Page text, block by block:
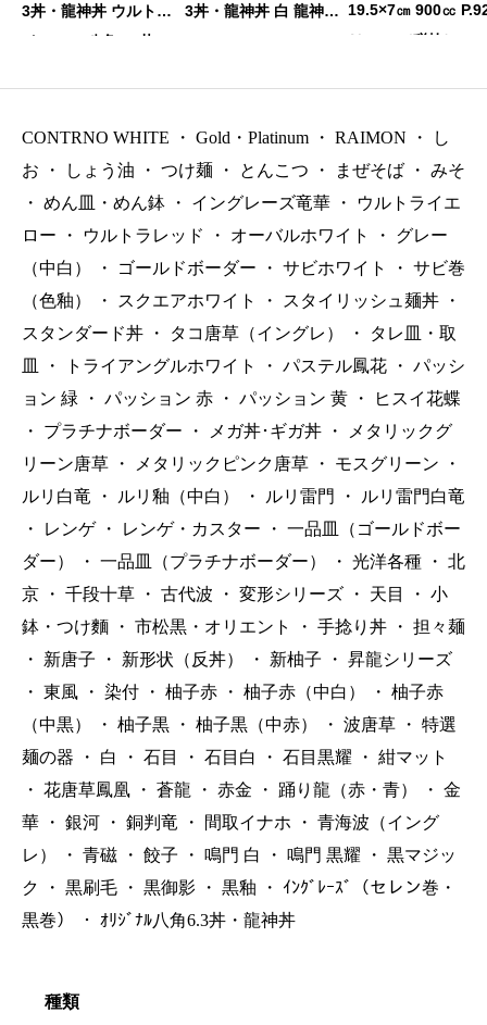
3丼・龍神丼 ウルトラ
イエロー 八角6.3丼 19×
3丼・龍神丼 白 龍神丼
19.5×7㎝ 900㏄
￥1450（税抜）
CONTRNO WHITE ・ Gold・Platinum ・ RAIMON ・
し
お
・ しょう油 ・ つけ麺 ・ とんこつ ・ まぜそば ・ みそ
・ めん皿・めん鉢 ・ イングレーズ竜華 ・
ウルトライエ
ロー
・ ウルトラレッド ・ オーバルホワイト ・
グレー
（中白）
・ ゴールドボーダー ・ サビホワイト ・ サビ巻
（色釉）
・ スクエアホワイト ・ スタイリッシュ麺丼
・
スタンダード丼
・ タコ唐草（イングレ） ・
タレ皿・取
皿
・ トライアングルホワイト ・ パステル鳳花 ・ パッシ
ョン 緑
・ パッション 赤 ・ パッション 黄 ・
ヒスイ花蝶
・
プラチナボーダー ・ メガ丼･ギガ丼 ・
メタリックグ
リーン唐草
・ メタリックピンク唐草 ・ モスグリーン
・
ルリ白竜
・ ルリ釉（中白） ・ ルリ雷門 ・
ルリ雷門白竜
・
レンゲ ・ レンゲ・カスター ・ 一品皿（ゴールドボー
ダー）
・ 一品皿（プラチナボーダー） ・ 光洋各種 ・ 北
京
・ 千段十草 ・ 古代波 ・ 変形シリーズ ・ 天目 ・ 小
鉢・つけ麵
・ 市松黒・オリエント ・ 手捻り丼 ・ 担々麺
・
新唐子 ・ 新形状（反丼） ・ 新柚子 ・ 昇龍シリーズ
・ 東風 ・ 染付 ・ 柚子赤 ・ 柚子赤（中白） ・ 柚子赤
（中黒）
・ 柚子黒 ・ 柚子黒（中赤） ・ 波唐草 ・ 特選
麺の器
・ 白 ・ 石目 ・ 石目白 ・ 石目黒耀 ・ 紺マット
・ 花唐草鳳凰 ・ 蒼龍 ・ 赤金 ・ 踊り龍（赤・青） ・ 金
華
・ 銀河 ・ 銅判竜 ・ 間取イナホ ・ 青海波（イング
レ）
・ 青磁 ・ 餃子 ・ 鳴門 白 ・ 鳴門 黒耀 ・ 黒マジッ
ク
・ 黒刷毛 ・ 黒御影 ・ 黒釉 ・
ｲﾝｸﾞﾚｰｽﾞ（セレン巻・
黒巻）
・ ｵﾘｼﾞﾅﾙ八角6.3丼・龍神丼
種類